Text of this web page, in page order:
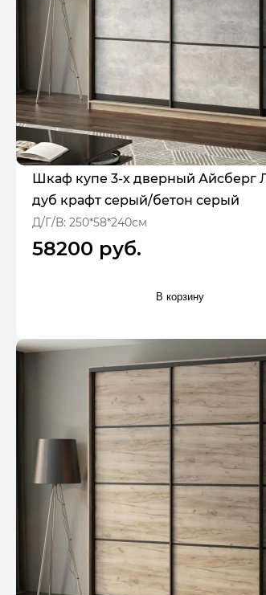
Шкаф купе 3-х дверный Айсберг
дуб крафт серый/бетон серый
Д/Г/В: 250*58*240см
58200 руб.
В корзину